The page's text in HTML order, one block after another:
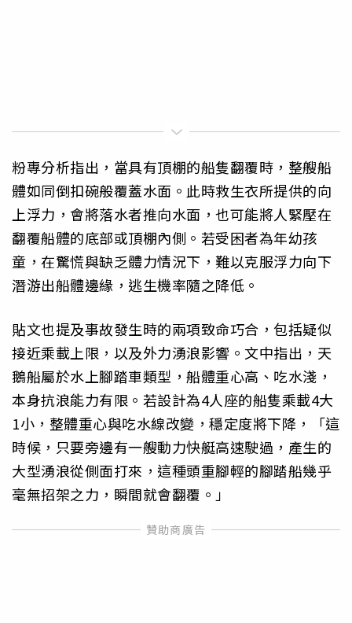
粉專分析指出，當具有頂棚的船隻翻覆時，整艘船
體如同倒扣碗般覆蓋水面。此時救生衣所提供的向
上浮力，會將落水者推向水面，也可能將人緊壓在
翻覆船體的底部或頂棚內側。若受困者為年幼孩
童，在驚慌與缺乏體力情況下，難以克服浮力向下
潛游出船體邊緣，逃生機率隨之降低。
貼文也提及事故發生時的兩項致命巧合，包括疑似
接近乘載上限，以及外力湧浪影響。文中指出，天
鵝船屬於水上腳踏車類型，船體重心高、吃水淺，
本身抗浪能力有限。若設計為4人座的船隻乘載4大
1小，整體重心與吃水線改變，穩定度將下降，「這
時候，只要旁邊有一艘動力快艇高速駛過，產生的
大型湧浪從側面打來，這種頭重腳輕的腳踏船幾乎
毫無招架之力，瞬間就會翻覆。」